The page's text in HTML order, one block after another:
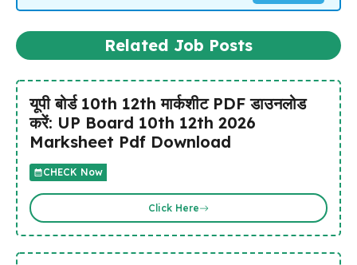
Related Job Posts
यूपी बोर्ड 10th 12th मार्कशीट PDF डाउनलोड
करें: UP Board 10th 12th 2026
Marksheet Pdf Download
CHECK Now
Click Here